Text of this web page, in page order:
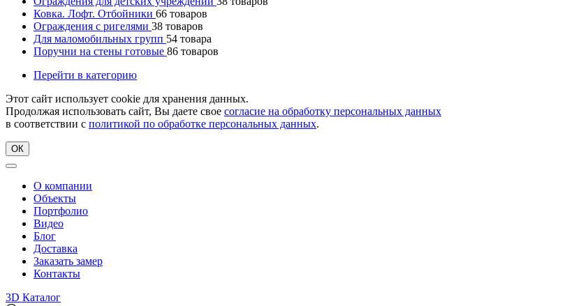
Ковка. Лофт. Отбойники 66 товаров
Ограждения с ригелями 38 товаров
Для маломобильных групп 54 товара
Поручни на стены готовые 86 товаров
Перейти в категорию
Этот сайт использует cookie для хранения данных.
Продолжая использовать сайт, Вы даете свое согласие на обработку персональных данных
в соответствии с политикой по обработке персональных данных.
ОК
О компании
Объекты
Портфолио
Видео
Блог
Доставка
Заказать замер
Контакты
3D Каталог